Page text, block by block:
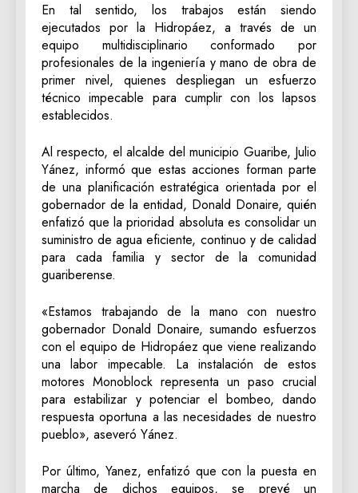
En tal sentido, los trabajos están siendo
ejecutados por la Hidropáez, a través de un
equipo multidisciplinario conformado por
profesionales de la ingeniería y mano de obra de
primer nivel, quienes despliegan un esfuerzo
técnico impecable para cumplir con los lapsos
establecidos.
Al respecto, el alcalde del municipio Guaribe, Julio
Yánez, informó que estas acciones forman parte
de una planificación estratégica orientada por el
gobernador de la entidad, Donald Donaire, quién
enfatizó que la prioridad absoluta es consolidar un
suministro de agua eficiente, continuo y de calidad
para cada familia y sector de la comunidad
guariberense.
«Estamos trabajando de la mano con nuestro
gobernador Donald Donaire, sumando esfuerzos
con el equipo de Hidropáez que viene realizando
una labor impecable. La instalación de estos
motores Monoblock representa un paso crucial
para estabilizar y potenciar el bombeo, dando
respuesta oportuna a las necesidades de nuestro
pueblo», aseveró Yánez.
Por último, Yanez, enfatizó que con la puesta en
marcha de dichos equipos, se prevé un